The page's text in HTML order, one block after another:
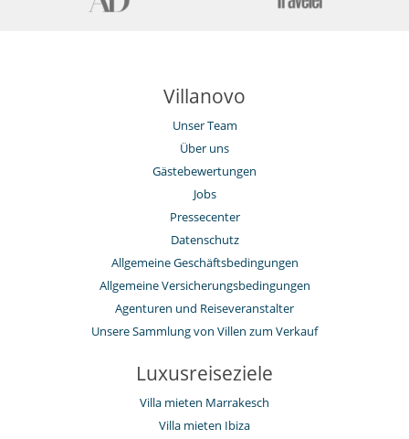
Villanovo
Unser Team
Über uns
Gästebewertungen
Jobs
Pressecenter
Datenschutz
Allgemeine Geschäftsbedingungen
Allgemeine Versicherungsbedingungen
Agenturen und Reiseveranstalter
Unsere Sammlung von Villen zum Verkauf
Luxusreiseziele
Villa mieten Marrakesch
Villa mieten Ibiza